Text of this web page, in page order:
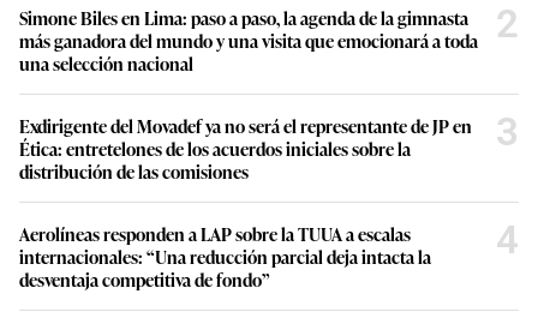
Simone Biles en Lima: paso a paso, la agenda de la gimnasta
más ganadora del mundo y una visita que emocionará a toda
una selección nacional
2
Exdirigente del Movadef ya no será el representante de JP en
Ética: entretelones de los acuerdos iniciales sobre la
distribución de las comisiones
3
Aerolíneas responden a LAP sobre la TUUA a escalas
internacionales: “Una reducción parcial deja intacta la
desventaja competitiva de fondo”
4